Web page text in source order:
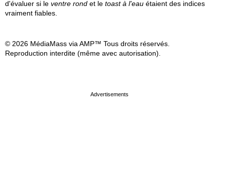
d'évaluer si le ventre rond et le toast à l'eau étaient des indices
vraiment fiables.
© 2026 MédiaMass via AMP™ Tous droits réservés.
Reproduction interdite (même avec autorisation).